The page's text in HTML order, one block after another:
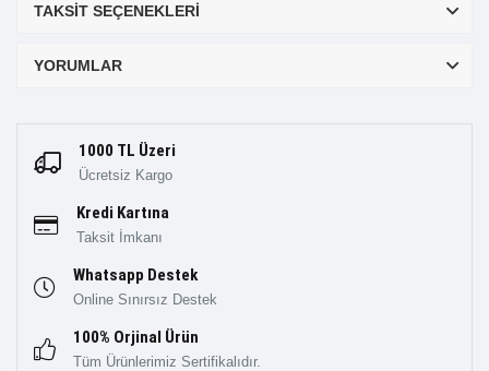
TAKSIT SEÇENEKLERI
YORUMLAR
1000 TL Üzeri
Ücretsiz Kargo
Kredi Kartına
Taksit İmkanı
Whatsapp Destek
Online Sınırsız Destek
100% Orjinal Ürün
Tüm Ürünlerimiz Sertifikalıdır.